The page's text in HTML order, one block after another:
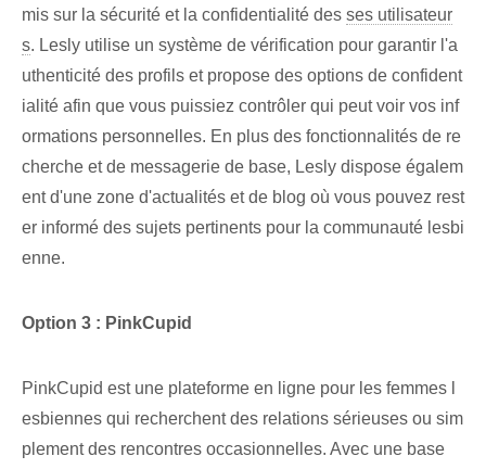
mis sur ⁤la sécurité et la confidentialité des ses utilisateur
s. Lesly utilise un système de vérification pour garantir l'a
uthenticité des profils et propose des options de confident
ialité afin que vous puissiez contrôler qui peut voir vos inf
ormations personnelles. En plus des fonctionnalités de re
cherche et de messagerie de base, Lesly dispose égalem
ent d'une zone d'actualités et de blog où vous pouvez rest
er informé des sujets pertinents pour la communauté lesbi
enne.
Option 3 : PinkCupid
PinkCupid est une plateforme en ligne pour les femmes l
esbiennes qui recherchent des relations sérieuses ou sim
plement des rencontres occasionnelles. Avec une base